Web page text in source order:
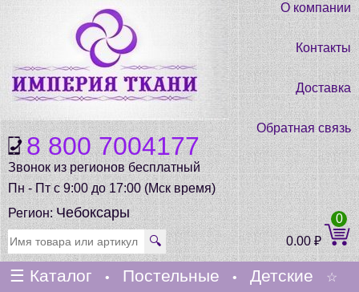
8 800 7004177
Звонок из регионов бесплатный
Пн - Пт с 9:00 до 17:00 (Мск время)
О компании
Контакты
Доставка
Обратная связь
Регион:Чебоксары
🔍 0.00₽
0
☰ Каталог • Постельные • Детские ☆